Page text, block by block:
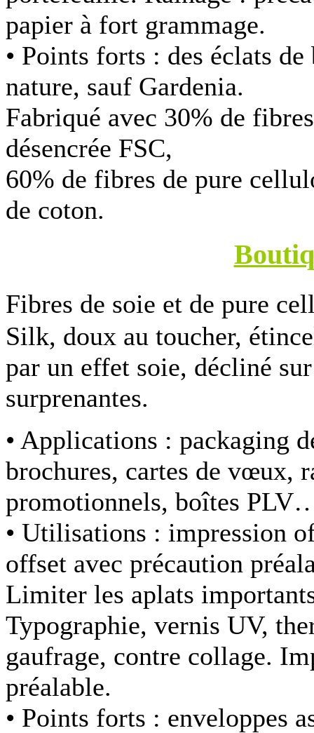
papier à fort grammage.
• Points forts : des éclats
nature, sauf Gardenia.
Fabriqué avec 30% de
désencrée FSC,
60% de fibres de pure
de coton.
Fibres de soie et de pure
Silk, doux au toucher,
par un effet soie, décliné
surprenantes.
• Applications : packaging
brochures, cartes de vœux,
promotionnels, boîtes
• Utilisations : impression
offset avec précaution
Limiter les aplats
Typographie, vernis UV,
gaufrage, contre collage.
préalable.
• Points forts : enveloppes